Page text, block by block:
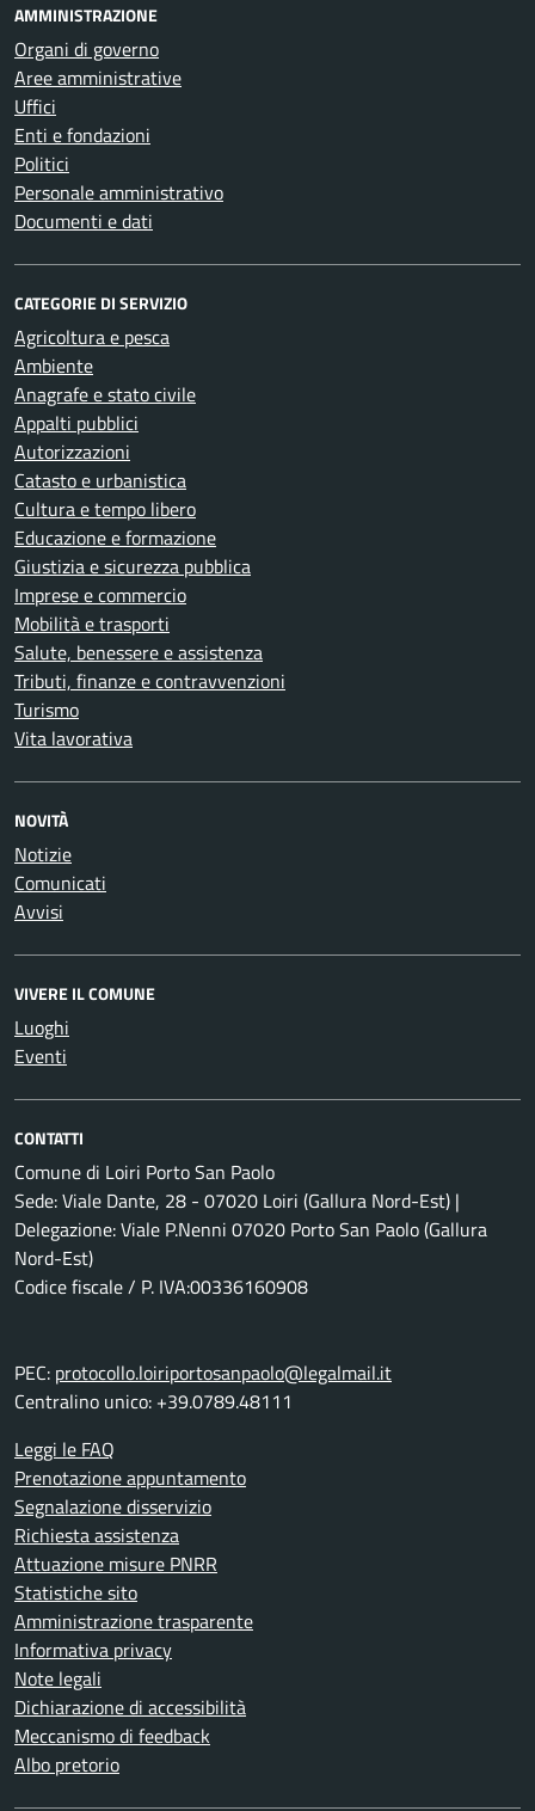
AMMINISTRAZIONE
Organi di governo
Aree amministrative
Uffici
Enti e fondazioni
Politici
Personale amministrativo
Documenti e dati
CATEGORIE DI SERVIZIO
Agricoltura e pesca
Ambiente
Anagrafe e stato civile
Appalti pubblici
Autorizzazioni
Catasto e urbanistica
Cultura e tempo libero
Educazione e formazione
Giustizia e sicurezza pubblica
Imprese e commercio
Mobilità e trasporti
Salute, benessere e assistenza
Tributi, finanze e contravvenzioni
Turismo
Vita lavorativa
NOVITÀ
Notizie
Comunicati
Avvisi
VIVERE IL COMUNE
Luoghi
Eventi
CONTATTI
Comune di Loiri Porto San Paolo
Sede: Viale Dante, 28 - 07020 Loiri (Gallura Nord-Est) |
Delegazione: Viale P.Nenni 07020 Porto San Paolo (Gallura
Nord-Est)
Codice fiscale / P. IVA:00336160908
PEC: protocollo.loiriportosanpaolo@legalmail.it
Centralino unico: +39.0789.48111
Leggi le FAQ
Prenotazione appuntamento
Segnalazione disservizio
Richiesta assistenza
Attuazione misure PNRR
Statistiche sito
Amministrazione trasparente
Informativa privacy
Note legali
Dichiarazione di accessibilità
Meccanismo di feedback
Albo pretorio